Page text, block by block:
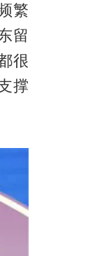
繁
留
很
撑